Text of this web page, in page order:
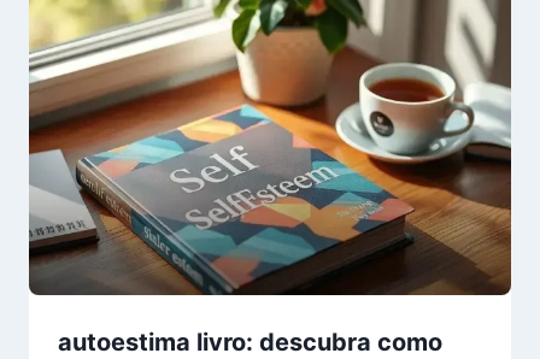
autoestima livro: descubra como